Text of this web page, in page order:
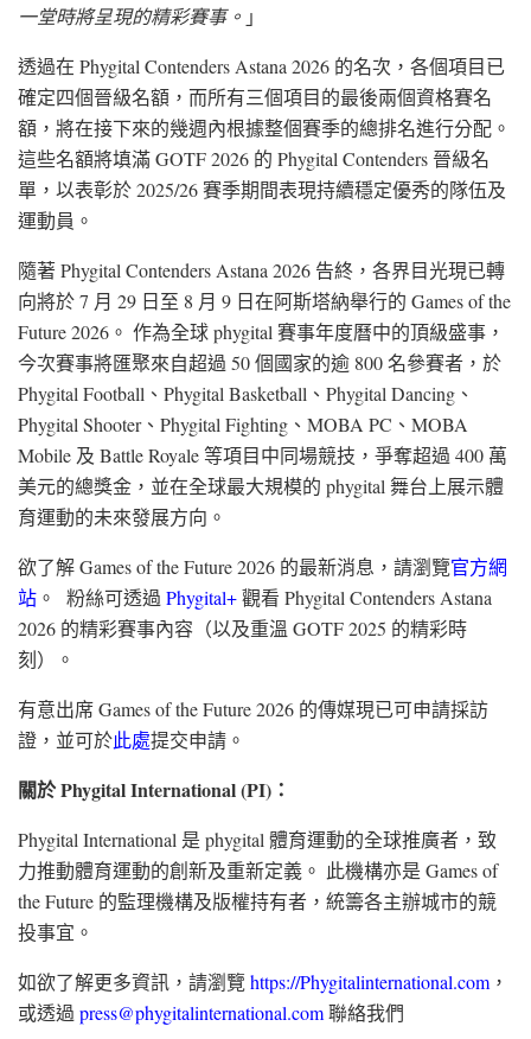
一堂時將呈現的精彩賽事。 」
透過在 Phygital Contenders Astana 2026 的名次，各個項目已
確定四個晉級名額，而所有三個項目的最後兩個資格賽名
額，將在接下來的幾週內根據整個賽季的總排名進行分配。
這些名額將填滿 GOTF 2026 的 Phygital Contenders 晉級名
單，以表彰於 2025/26 賽季期間表現持續穩定優秀的隊伍及
運動員。
隨著 Phygital Contenders Astana 2026 告終，各界目光現已轉
向將於 7 月 29 日至 8 月 9 日在阿斯塔納舉行的 Games of the
Future 2026。 作為全球 phygital 賽事年度曆中的頂級盛事，
今次賽事將匯聚來自超過 50 個國家的逾 800 名參賽者，於
Phygital Football、Phygital Basketball、Phygital Dancing、
Phygital Shooter、Phygital Fighting、MOBA PC、MOBA
Mobile 及 Battle Royale 等項目中同場競技，爭奪超過 400 萬
美元的總獎金，並在全球最大規模的 phygital 舞台上展示體
育運動的未來發展方向。
欲了解 Games of the Future 2026 的最新消息，請瀏覽官方網
站 。 粉絲可透過 Phygital+觀看 Phygital Contenders Astana
2026 的精彩賽事內容（以及重溫 GOTF 2025 的精彩時
刻）。
有意出席 Games of the Future 2026 的傳媒現已可申請採訪
證，並可於此處提交申請。
關於 Phygital International (PI)：
Phygital International 是 phygital 體育運動的全球推廣者，致
力推動體育運動的創新及重新定義。 此機構亦是 Games of
the Future 的監理機構及版權持有者，統籌各主辦城市的競
投事宜。
如欲了解更多資訊，請瀏覽https://Phygitalinternational.com ，
或透過 press@phygitalinternational.com聯絡我們